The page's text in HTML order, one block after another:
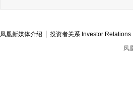
凤凰新媒体介绍 投资者关系 Investor Relations
凤